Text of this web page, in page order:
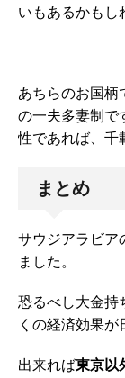
いもあるかもし
あちらのお国柄
の一夫多妻制で
性であれば、千
まとめ
サウジアラビア
ました。
恐るべし大金持
くの経済効果が
出来れば東京以